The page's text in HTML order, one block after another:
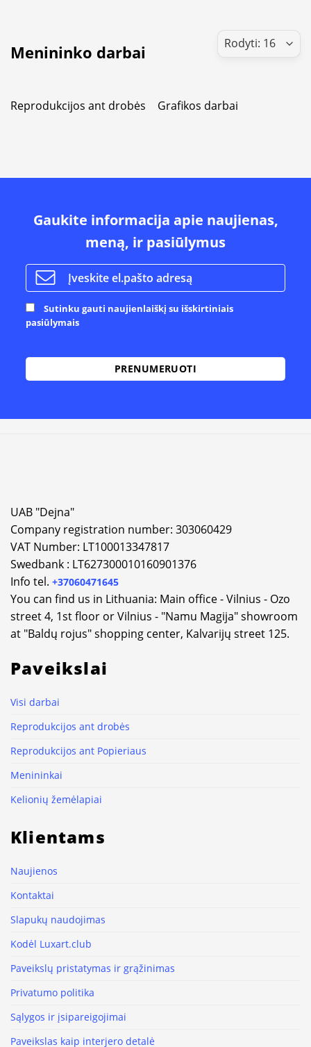
Menininko darbai
Reprodukcijos ant drobės Grafikos darbai
Gaukite informacija apie naujienas,
meną, ir pasiūlymus
Sutinku gauti naujienlaiškį su išskirtiniais
pasiūlymais
UAB "Dejna"
Company registration number: 303060429
VAT Number: LT100013347817
Swedbank : LT627300010160901376
Info tel. +37060471645
You can find us in Lithuania: Main office - Vilnius - Ozo
street 4, 1st floor or Vilnius - "Namu Magija" showroom
at "Baldų rojus" shopping center, Kalvarijų street 125.
Paveikslai
Visi darbai
Reprodukcijos ant drobės
Reprodukcijos ant Popieriaus
Menininkai
Kelionių žemėlapiai
Klientams
Naujienos
Kontaktai
Slapukų naudojimas
Kodėl Luxart.club
Paveikslų pristatymas ir grąžinimas
Privatumo politika
Sąlygos ir įsipareigojimai
Paveikslas kaip interjero detalė